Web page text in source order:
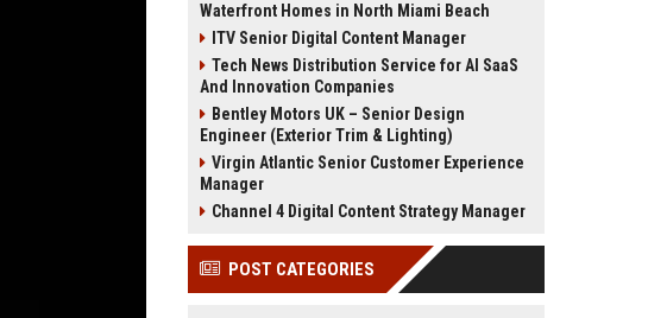
Waterfront Homes in North Miami Beach
ITV Senior Digital Content Manager
Tech News Distribution Service for AI SaaS
And Innovation Companies
Bentley Motors UK – Senior Design
Engineer (Exterior Trim & Lighting)
Virgin Atlantic Senior Customer Experience
Manager
Channel 4 Digital Content Strategy Manager
POST CATEGORIES